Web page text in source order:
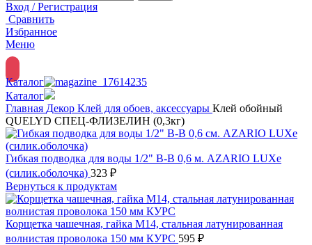
Вход / Регистрация
Сравнить
Избранное
Меню
Каталог
Каталог
Главная Декор Клей для обоев, аксессуары Клей обойный
QUELYD СПЕЦ-ФЛИЗЕЛИН (0,3кг)
Гибкая подводка для воды 1/2" В-В 0,6 м. AZARIO LUXe
(силик.оболочка) 323 ₽
Вернуться к продуктам
Корщетка чашечная, гайка М14, стальная латунированная
волнистая проволока 150 мм КУРС 595 ₽